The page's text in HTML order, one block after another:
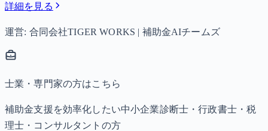
詳細を見る
運営: 合同会社TIGER WORKS | 補助金AIチームズ
士業・専門家の方はこちら
補助金支援を効率化したい中小企業診断士・行政書士・税
理士・コンサルタントの方